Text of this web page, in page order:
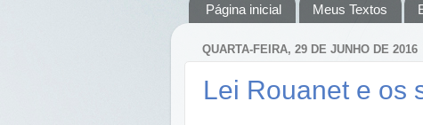
Página inicial Meus Textos
QUARTA-FEIRA, 29 DE JUNHO DE 2016
Lei Rouanet e os